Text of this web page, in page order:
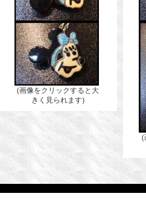
(画像をクリックすると大
きく見られます)
(